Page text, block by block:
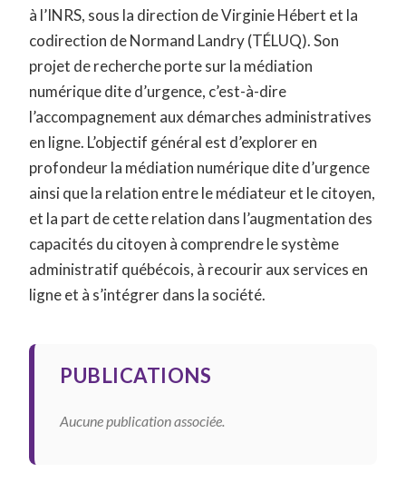
à l’INRS, sous la direction de Virginie Hébert et la
codirection de Normand Landry (TÉLUQ). Son
projet de recherche porte sur la médiation
numérique dite d’urgence, c’est-à-dire
l’accompagnement aux démarches administratives
en ligne. L’objectif général est d’explorer en
profondeur la médiation numérique dite d’urgence
ainsi que la relation entre le médiateur et le citoyen,
et la part de cette relation dans l’augmentation des
capacités du citoyen à comprendre le système
administratif québécois, à recourir aux services en
ligne et à s’intégrer dans la société.
PUBLICATIONS
Aucune publication associée.